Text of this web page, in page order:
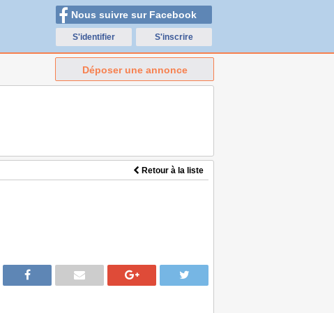
Nous suivre sur Facebook
S'identifier S'inscrire
Déposer une annonce
Retour à la liste